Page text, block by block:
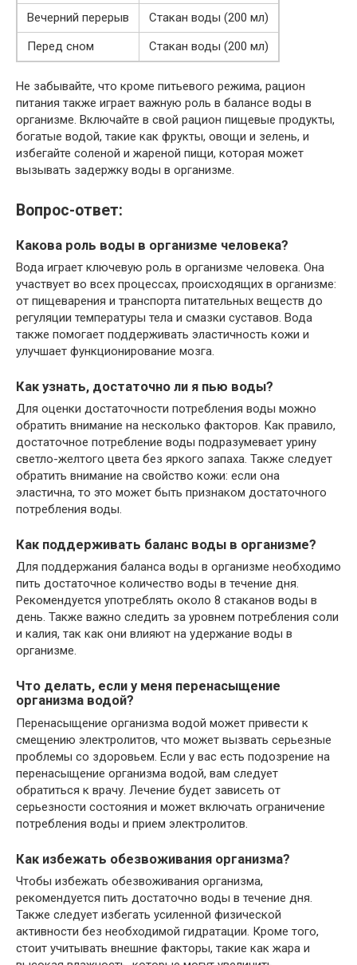
Вечерний перерыв
Стакан воды (200 мл)
Перед сном
Стакан воды (200 мл)
Не забывайте, что кроме питьевого режима, рацион
питания также играет важную роль в балансе воды в
организме. Включайте в свой рацион пищевые продукты,
богатые водой, такие как фрукты, овощи и зелень, и
избегайте соленой и жареной пищи, которая может
вызывать задержку воды в организме.
Вопрос-ответ:
Какова роль воды в организме человека?
Вода играет ключевую роль в организме человека. Она
участвует во всех процессах, происходящих в организме:
от пищеварения и транспорта питательных веществ до
регуляции температуры тела и смазки суставов. Вода
также помогает поддерживать эластичность кожи и
улучшает функционирование мозга.
Как узнать, достаточно ли я пью воды?
Для оценки достаточности потребления воды можно
обратить внимание на несколько факторов. Как правило,
достаточное потребление воды подразумевает урину
светло-желтого цвета без яркого запаха. Также следует
обратить внимание на свойство кожи: если она
эластична, то это может быть признаком достаточного
потребления воды.
Как поддерживать баланс воды в организме?
Для поддержания баланса воды в организме необходимо
пить достаточное количество воды в течение дня.
Рекомендуется употреблять около 8 стаканов воды в
день. Также важно следить за уровнем потребления соли
и калия, так как они влияют на удержание воды в
организме.
Что делать, если у меня перенасыщение
организма водой?
Перенасыщение организма водой может привести к
смещению электролитов, что может вызвать серьезные
проблемы со здоровьем. Если у вас есть подозрение на
перенасыщение организма водой, вам следует
обратиться к врачу. Лечение будет зависеть от
серьезности состояния и может включать ограничение
потребления воды и прием электролитов.
Как избежать обезвоживания организма?
Чтобы избежать обезвоживания организма,
рекомендуется пить достаточно воды в течение дня.
Также следует избегать усиленной физической
активности без необходимой гидратации. Кроме того,
стоит учитывать внешние факторы, такие как жара и